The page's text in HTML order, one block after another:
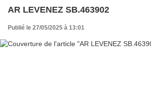
AR LEVENEZ SB.463902
Publié le 27/05/2025 à 13:01